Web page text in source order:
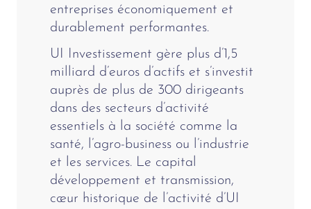
entreprises économiquement et
durablement performantes.
UI Investissement gère plus d’1,5
milliard d’euros d’actifs et s’investit
auprès de plus de 300 dirigeants
dans des secteurs d’activité
essentiels à la société comme la
santé, l’agro-business ou l’industrie
et les services. Le capital
développement et transmission,
cœur historique de l’activité d’UI